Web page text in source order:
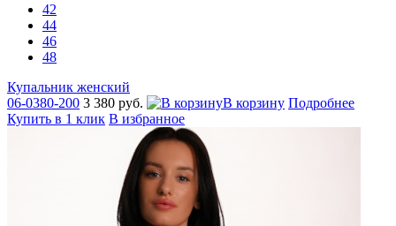
42
44
46
48
Купальник женский
06-0380-200 3 380 руб. В корзину Подробнее
Купить в 1 клик В избранное